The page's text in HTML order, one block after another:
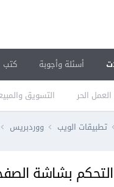
العمل الحر التسويق
أسئلة وأجوبة كتب
تطبيقات الويب ووردبريس
بشاشة